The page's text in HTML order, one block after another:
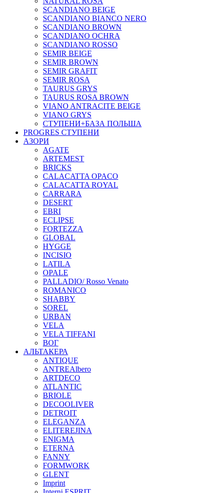
SCANDIANO BEIGE
SCANDIANO BIANCO NERO
SCANDIANO BROWN
SCANDIANO OCHRA
SCANDIANO ROSSO
SEMIR BEIGE
SEMIR BROWN
SEMIR GRAFIT
SEMIR ROSA
TAURUS GRYS
TAURUS ROSA BROWN
VIANO ANTRACITE BEIGE
VIANO GRYS
СТУПЕНИ+БАЗА ПОЛЬША
PROGRES СТУПЕНИ
АЗОРИ
AGATE
ARTEMEST
BRICKS
CALACATTA OPACO
CALACATTA ROYAL
CARRARA
DESERT
EBRI
ECLIPSE
FORTEZZA
GLOBAL
HYGGE
INCISIO
LATILA
OPALE
PALLADIO/ Rosso Venato
ROMANICO
SHABBY
SOREL
URBAN
VELA
VELA TIFFANI
ВОГ
АЛЬТАКЕРА
ANTIQUE
ANTREAlbero
ARTDECO
ATLANTIC
BRIOLE
DECOOLIVER
DETROIT
ELEGANZA
ELITEREJINA
ENIGMA
ETERNA
FANNY
FORMWORK
GLENT
Imprint